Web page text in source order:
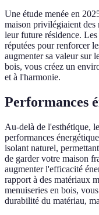
Une étude menée en
maison privilégiaient des
leur future résidence.
réputées pour renforcer
augmenter sa valeur sur
bois, vous créez un
et à l'harmonie.
Performances
Au-delà de l'esthétique,
performances
isolant naturel,
de garder votre maison
augmenter l'efficacité
rapport à des matériaux
menuiseries en bois,
durabilité du matériau,